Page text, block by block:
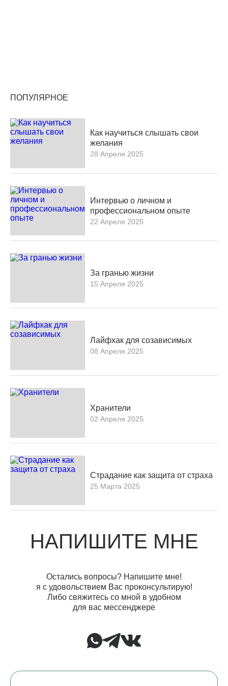
ПОПУЛЯРНОЕ
Как научиться слышать свои
желания
28 Апреля 2025
Интервью о личном и
профессиональном опыте
22 Апреля 2025
За гранью жизни
15 Апреля 2025
Лайфхак для созависимых
08 Апреля 2025
Хранители
02 Апреля 2025
Страдание как защита от страха
25 Марта 2025
НАПИШИТЕ МНЕ
Остались вопросы? Напишите мне!
я с удовольствием Вас проконсультирую!
Либо свяжитесь со мной в удобном
для вас мессенджере